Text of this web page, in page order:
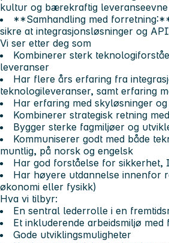
kultur og bærekraftig leveranseevne
**Samhandling med
sikre at integrasjonsløsninger og
Vi ser etter deg som
Kombinerer sterk
leveranser
Har flere års erfaring fra
teknologileveranser, samt erfaring
Har erfaring med skyløsninger
Kombinerer strategisk retning
Bygger sterke fagmiljøer og
Kommuniserer godt med både
muntlig, på norsk og engelsk
Har god forståelse for sikkerhet,
Har høyere utdannelse innenfor
økonomi eller fysikk)
Hva vi tilbyr:
En sentral lederrolle i en
Et inkluderende arbeidsmiljø
Gode utviklingsmuligheter